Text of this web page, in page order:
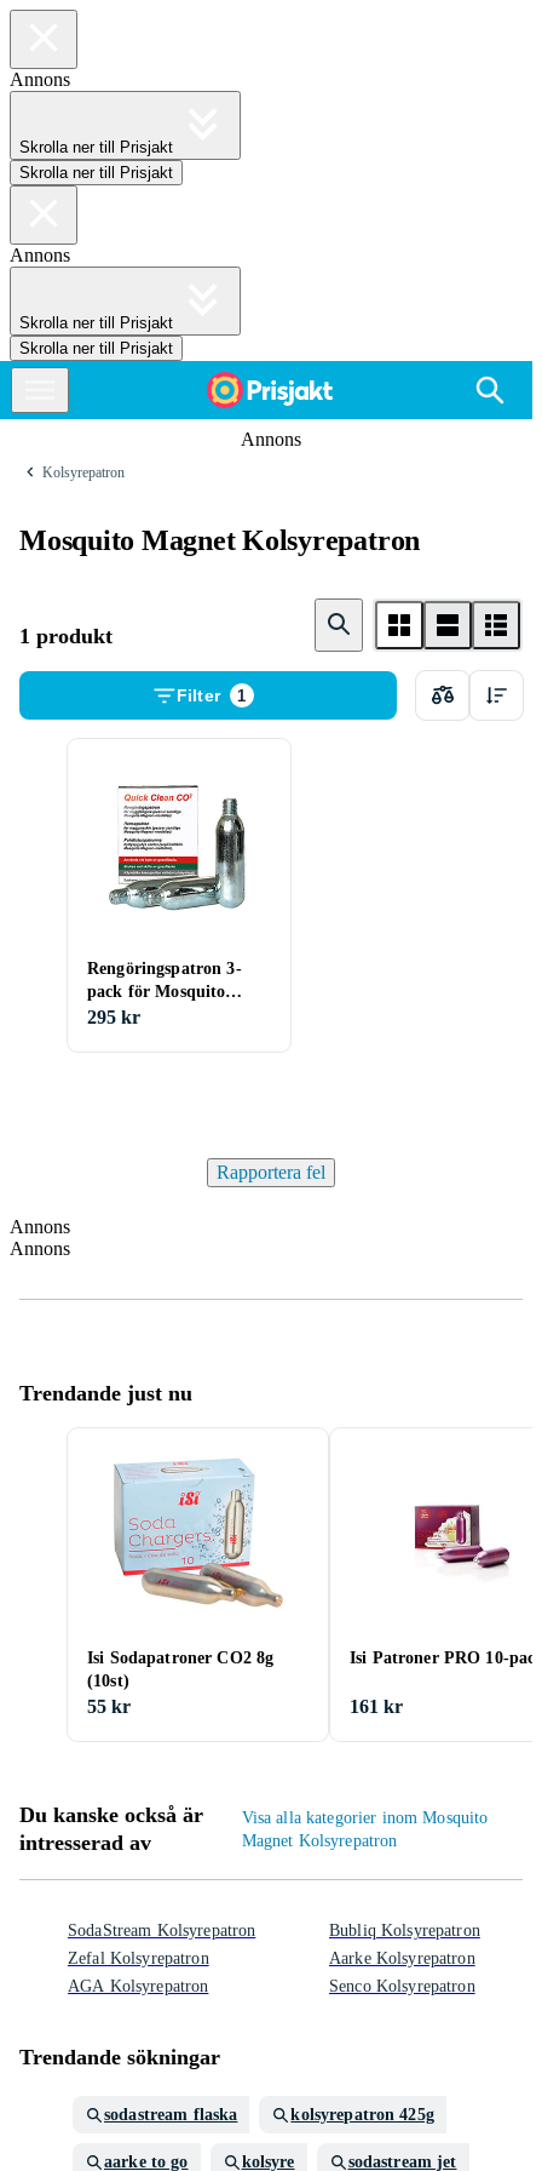
Annons
Skrolla ner till Prisjakt
Skrolla ner till Prisjakt
Annons
Skrolla ner till Prisjakt
Skrolla ner till Prisjakt
Annons
Kolsyrepatron
Mosquito Magnet Kolsyrepatron
1 produkt
Filter 1
Rengöringspatron 3-
pack för Mosquito
Magnet
295 kr
Rapportera fel
Annons
Annons
Trendande just nu
Isi Sodapatroner CO2 8g
(10st)
55 kr
Isi Patroner PRO 10-
161 kr
Du kanske också är
intresserad av
Visa alla kategorier inom Mosquito
Magnet Kolsyrepatron
SodaStream Kolsyrepatron
Zefal Kolsyrepatron
AGA Kolsyrepatron
Bubliq Kolsyrepatron
Aarke Kolsyrepatron
Senco Kolsyrepatron
Trendande sökningar
sodastream flaska kolsyrepatron 425g
aarke to go kolsyre sodastream jet